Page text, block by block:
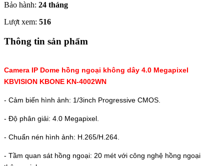
Bảo hành: 24 tháng
Lượt xem: 516
Thông tin sản phẩm
Camera IP Dome hồng ngoại không dây 4.0 Megapixel
KBVISION KBONE KN-4002WN
- Cảm biến hình ảnh: 1/3inch Progressive CMOS.
- Độ phân giải: 4.0 Megapixel.
- Chuẩn nén hình ảnh: H.265/H.264.
- Tầm quan sát hồng ngoại: 20 mét với công nghệ hồng ngoại